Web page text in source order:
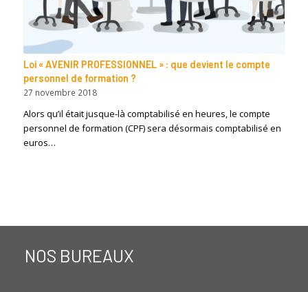
Loi « AVENIR PROFESSIONNEL » : que devient le compte
personnel de formation ?
27 novembre 2018
Alors qu’il était jusque-là comptabilisé en heures, le compte
personnel de formation (CPF) sera désormais comptabilisé en
euros…
NOS BUREAUX